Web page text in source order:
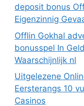
deposit bonus
Eigenzinnig
Offlin Gokhal
bonusspel In
Waarschijnlijk nl
Uitgelezene
Eersterangs 10
Casinos